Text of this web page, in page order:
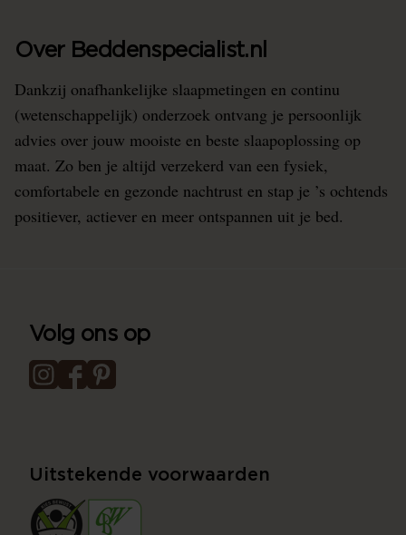
Over Beddenspecialist.nl
Dankzij onafhankelijke slaapmetingen en continu
(wetenschappelijk) onderzoek ontvang je persoonlijk
advies over jouw mooiste en beste slaapoplossing op
maat. Zo ben je altijd verzekerd van een fysiek,
comfortabele en gezonde nachtrust en stap je ’s ochtends
positiever, actiever en meer ontspannen uit je bed.
Volg ons op
Uitstekende voorwaarden